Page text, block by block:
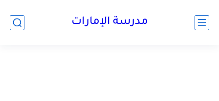
مدرسة الإمارات